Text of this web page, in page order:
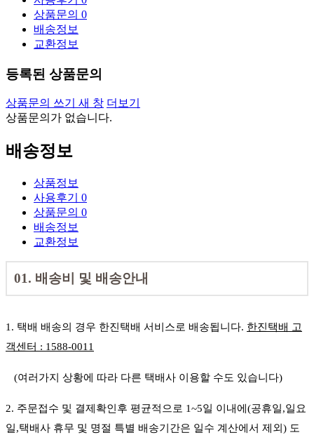
상품문의 0
배송정보
교환정보
등록된 상품문의
상품문의 쓰기 새 창 더보기
상품문의가 없습니다.
배송정보
상품정보
사용후기 0
상품문의 0
배송정보
교환정보
01. 배송비 및 배송안내
1. 택배 배송의 경우 한진택배 서비스로 배송됩니다. 한진택배 고
객센터 : 1588-0011
(여러가지 상황에 따라 다른 택배사 이용할 수도 있습니다)
2. 주문접수 및 결제확인후 평균적으로 1~5일 이내에(공휴일,일요
일,택배사 휴무 및 명절 특별 배송기간은 일수 계산에서 제외) 도